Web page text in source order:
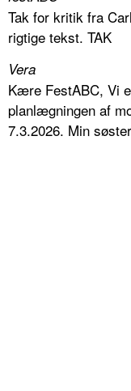
Tak for kritik fra
rigtige tekst. TAK
Vera
Kære FestABC, Vi
planlægningen af
7.3.2026. Min